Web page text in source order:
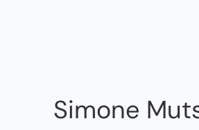
Simone